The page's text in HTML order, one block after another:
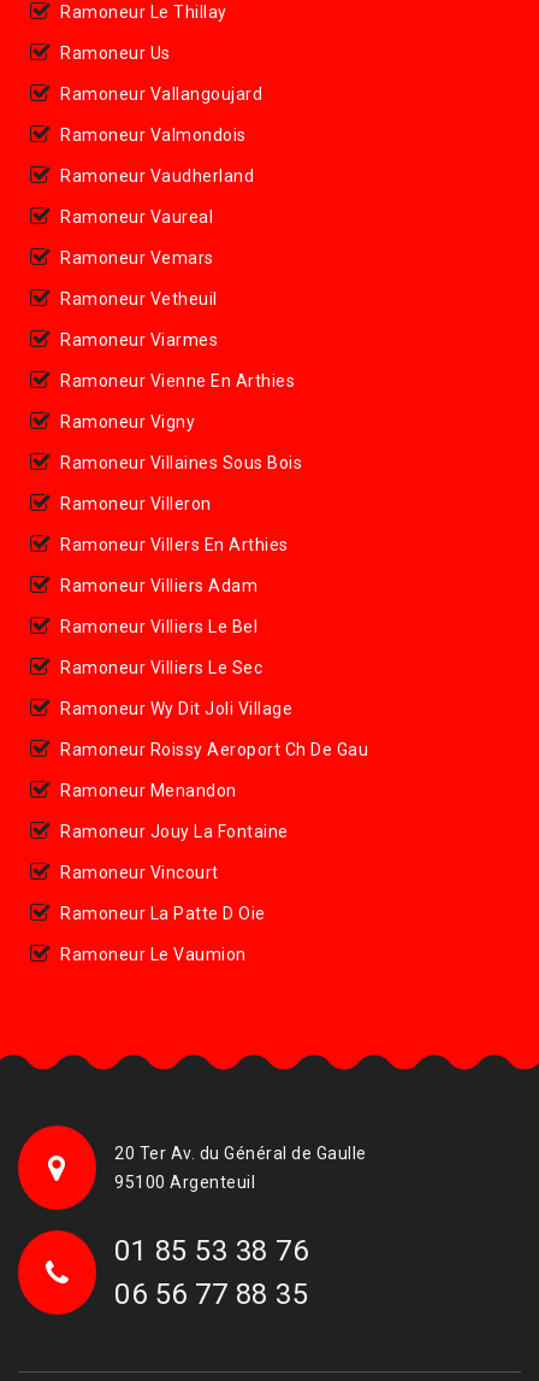
Ramoneur Le Thillay
Ramoneur Us
Ramoneur Vallangoujard
Ramoneur Valmondois
Ramoneur Vaudherland
Ramoneur Vaureal
Ramoneur Vemars
Ramoneur Vetheuil
Ramoneur Viarmes
Ramoneur Vienne En Arthies
Ramoneur Vigny
Ramoneur Villaines Sous Bois
Ramoneur Villeron
Ramoneur Villers En Arthies
Ramoneur Villiers Adam
Ramoneur Villiers Le Bel
Ramoneur Villiers Le Sec
Ramoneur Wy Dit Joli Village
Ramoneur Roissy Aeroport Ch De Gau
Ramoneur Menandon
Ramoneur Jouy La Fontaine
Ramoneur Vincourt
Ramoneur La Patte D Oie
Ramoneur Le Vaumion
20 Ter Av. du Général de Gaulle
95100 Argenteuil
01 85 53 38 76
06 56 77 88 35